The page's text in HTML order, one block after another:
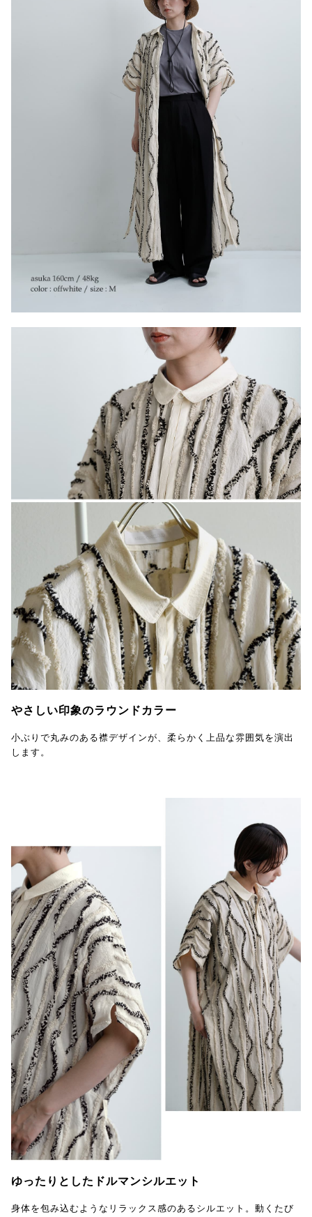
やさしい印象のラウンドカラー
小ぶりで丸みのある襟デザインが、柔らかく上品な雰囲気を演出
します。
ゆったりとしたドルマンシルエット
身体を包み込むようなリラックス感のあるシルエット。動くたび